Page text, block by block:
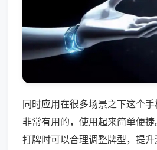
同时应用在很多场景之下这个
非常有用的，使用起来简单便
打牌时可以合理调整牌型，提